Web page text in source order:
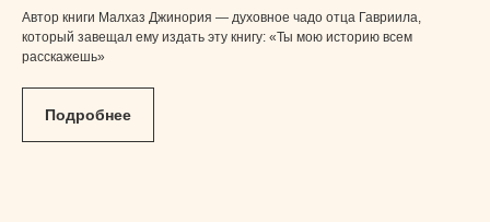
Автор книги Малхаз Джинория — духовное чадо отца Гавриила,
который завещал ему издать эту книгу: «Ты мою историю всем
расскажешь»
Подробнее